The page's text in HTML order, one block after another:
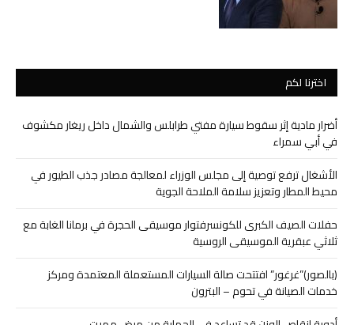
اخترنا لكم
أضرار مادية إثر سقوط سيارة مفتي طرابلس والشمال داخل ريغار مكشوف
في أبي سمراء
الأشغال ترفع توصية إلى مجلس الوزراء لمعالجة مصادر جذب الطيور في
محيط المطار وتعزيز سلامة الملاحة الجوية
حفلات الصيف الكبرى للكونسرفتوار موسيقى الحجرة في برمانا الغابة مع
ثلاثي عبقرية الموسيقى الروسية
(بالصور)”غرغور” افتتحت صالة السيارات المستعملة المعتمدة ومركز
خدمات الصيانة في تحوم – البترون